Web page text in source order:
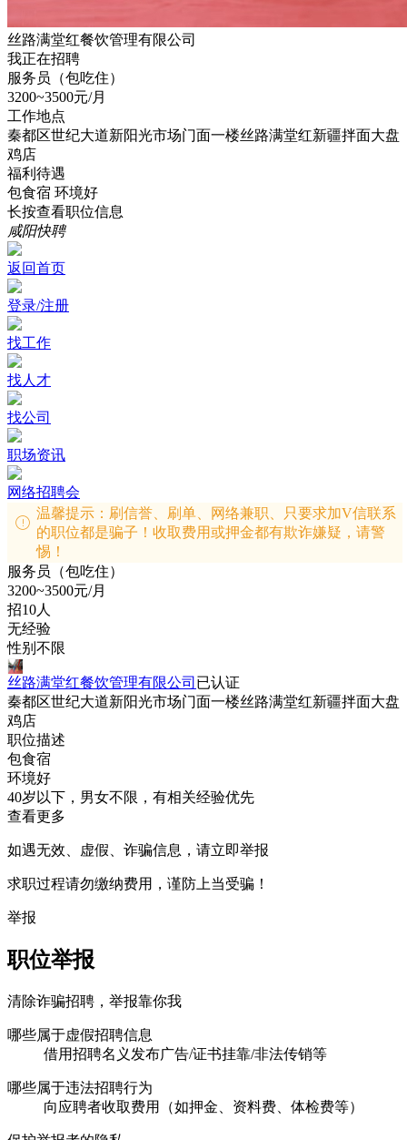
丝路满堂红餐饮管理有限公司
我正在招聘
服务员（包吃住）
3200~3500元/月
工作地点
秦都区世纪大道新阳光市场门面一楼丝路满堂红新疆拌面大盘
鸡店
福利待遇
包食宿 环境好
长按查看职位信息
咸阳快聘
返回首页
登录/注册
找工作
找人才
找公司
职场资讯
网络招聘会
温馨提示：刷信誉、刷单、网络兼职、只要求加V信联系
的职位都是骗子！收取费用或押金都有欺诈嫌疑，请警
惕！
服务员（包吃住）
3200~3500元/月
招10人
无经验
性别不限
丝路满堂红餐饮管理有限公司 已认证
秦都区世纪大道新阳光市场门面一楼丝路满堂红新疆拌面大盘
鸡店
职位描述
包食宿
环境好
40岁以下，男女不限，有相关经验优先
查看更多
如遇无效、虚假、诈骗信息，请立即举报
求职过程请勿缴纳费用，谨防上当受骗！
举报
职位举报
清除诈骗招聘，举报靠你我
哪些属于虚假招聘信息
借用招聘名义发布广告/证书挂靠/非法传销等
哪些属于违法招聘行为
向应聘者收取费用（如押金、资料费、体检费等）